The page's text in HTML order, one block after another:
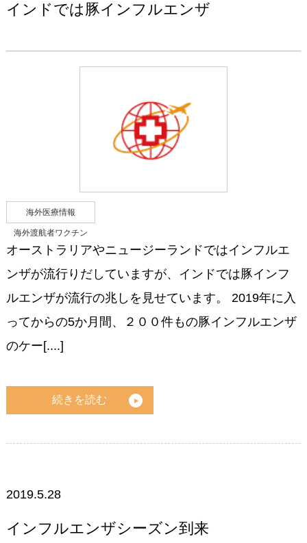
インドでは豚インフルエンザ
海外医療情報
海外渡航者ワクチン
オーストラリアやニュージーランドではインフルエ
ンザが流行りだしていますが、インドでは豚インフ
ルエンザが流行の兆しを見せています。 2019年に入
ってからの5か月間、２００件もの豚インフルエンザ
のケー[....]
続きを読む
2019.5.28
インフルエンザシーズン到来